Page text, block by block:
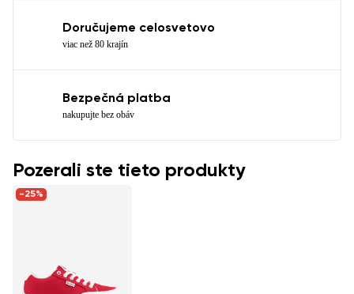
Doručujeme celosvetovo
viac než 80 krajín
Bezpečná platba
nakupujte bez obáv
Pozerali ste tieto produkty
-25%